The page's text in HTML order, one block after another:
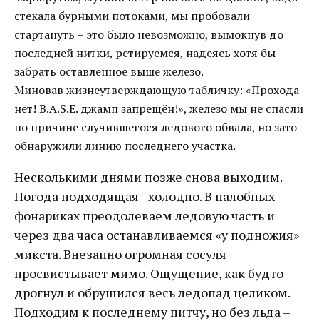
стекала бурными потоками, мы пробовали
стартануть – это было невозможно, вымокнув до
последней нитки, ретируемся, надеясь хотя бы
забрать оставленное выше железо.
Миновав жизнеутверждающую табличку: «Прохода
нет! B.A.S.E. джамп запрещён!», железо мы не спасли
по причине случившегося ледового обвала, но зато
обнаружили линию последнего участка.
Несколькими днями позже снова выходим.
Погода подходящая - холодно. В налобных
фонариках преодолеваем ледовую часть и
через два часа останавливаемся «у подножия»
микста. Внезапно огромная сосуля
просвистывает мимо. Ощущение, как будто
дрогнул и обрушился весь ледопад целиком.
Подходим к последнему питчу, но без льда –